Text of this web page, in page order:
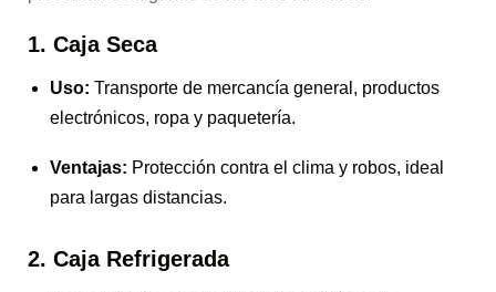
1. Caja Seca
Uso: Transporte de mercancía general, productos
electrónicos, ropa y paquetería.
Ventajas: Protección contra el clima y robos, ideal
para largas distancias.
2. Caja Refrigerada